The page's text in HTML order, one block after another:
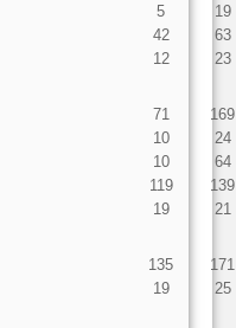
5
19
42
63
12 23
71
169
10
24
10
64
119
139
19 21
135
171
19 25